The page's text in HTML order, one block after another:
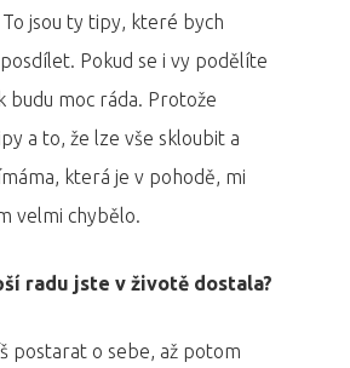
jsou ty tipy, které bych
Pokud se i vy podělíte
budu moc ráda. Protože
a to, že lze vše skloubit a
která je v pohodě, mi
velmi chybělo.
radu jste v životě dostala?
postarat o sebe, až potom